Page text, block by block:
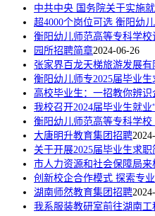
中共中央 国务院关于实施
超4000个岗位可选 衡阳幼
衡阳幼儿师范高等专科学
园所招聘简章2024-06-26
张家界百龙天梯旅游发展
衡阳幼儿师专2025届毕业
高校毕业生：一招教你辨识
我校召开2024届毕业生就
衡阳幼儿师范高等专科学
大唐明升教育集团招聘
关于开展2025届毕业生求
市人力资源和社会保障局
创新校企合作模式 探索专
湖南师然教育集团招聘
我系服装教研室前往湖南